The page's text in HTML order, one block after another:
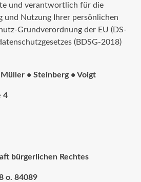
und verantwortlich für die
und Nutzung Ihrer persönlichen
Grundverordnung der EU (DS-
(BDSG-2018)
• Steinberg • Voigt
4
bürgerlichen Rechtes
o. 84089